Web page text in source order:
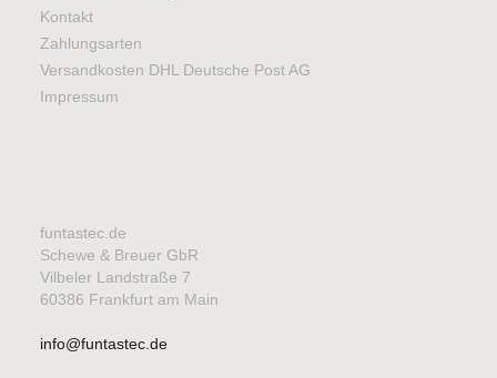
Kontakt
Zahlungsarten
Versandkosten DHL Deutsche Post AG
Impressum
funtastec.de
Schewe & Breuer GbR
Vilbeler Landstraße 7
60386 Frankfurt am Main
info@funtastec.de